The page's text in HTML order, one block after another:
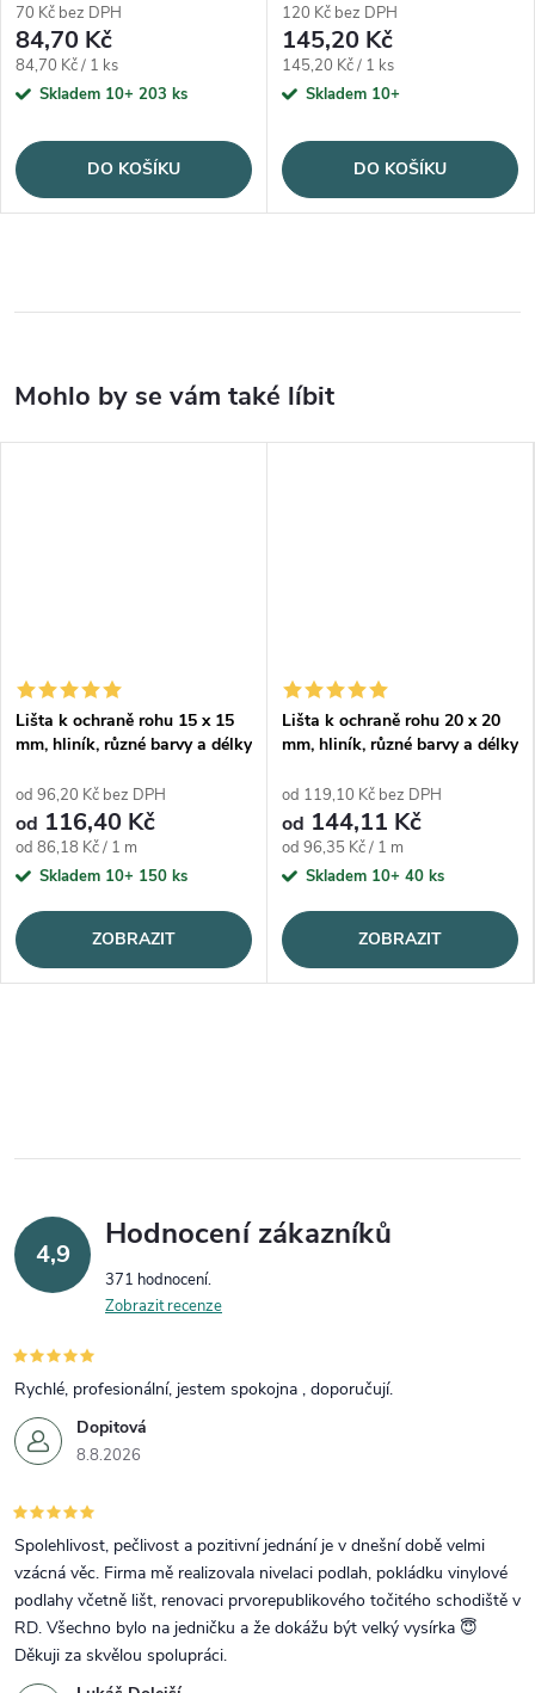
70 Kč bez DPH
84,70 Kč
Měrná cena:
84,70 Kč / 1 ks
Skladem 10+ 203 ks
DO KOŠÍKU
120 Kč bez DPH
145,20 Kč
Měrná cena:
145,20 Kč / 1 ks
Skladem 10+
DO KOŠÍKU
Lišta k ochraně rohu 15 x 15
mm, hliník, různé barvy a délky
od 96,20 Kč bez DPH
od 116,40 Kč
Měrná cena:
od 86,18 Kč / 1 m
Skladem 10+ 150 ks
ZOBRAZIT
Lišta k ochraně rohu 20 x 20
mm, hliník, různé barvy a délky
od 119,10 Kč bez DPH
od 144,11 Kč
Měrná cena:
od 96,35 Kč / 1 m
Skladem 10+ 40 ks
ZOBRAZIT
4,9
Hodnocení zákazníků
371 hodnocení
Zobrazit recenze
Dopitová
8.8.2026
Rychlé, profesionální, jestem spokojna , doporučují.
Spolehlivost, pečlivost a pozitivní jednání je v dnešní době velmi
vzácná věc. Firma mě realizovala nivelaci podlah, pokládku vinylové
podlahy včetně lišt, renovaci prvorepublikového točitého schodiště v
RD. Všechno bylo na jedničku a že dokážu být velký vysírka 😇
Děkuji za skvělou spolupráci.